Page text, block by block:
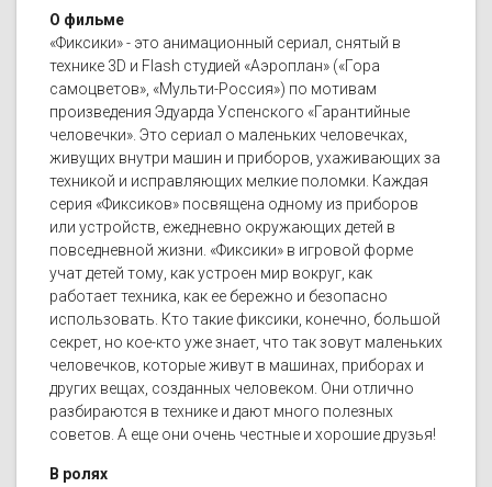
О фильме
«Фиксики» - это анимационный сериал, снятый в
технике 3D и Flash студией «Аэроплан» («Гора
самоцветов», «Мульти-Россия») по мотивам
произведения Эдуарда Успенского «Гарантийные
человечки». Это сериал о маленьких человечках,
живущих внутри машин и приборов, ухаживающих за
техникой и исправляющих мелкие поломки. Каждая
серия «Фиксиков» посвящена одному из приборов
или устройств, ежедневно окружающих детей в
повседневной жизни. «Фиксики» в игровой форме
учат детей тому, как устроен мир вокруг, как
работает техника, как ее бережно и безопасно
использовать. Кто такие фиксики, конечно, большой
секрет, но кое-кто уже знает, что так зовут маленьких
человечков, которые живут в машинах, приборах и
других вещах, созданных человеком. Они отлично
разбираются в технике и дают много полезных
советов. А еще они очень честные и хорошие друзья!
В ролях